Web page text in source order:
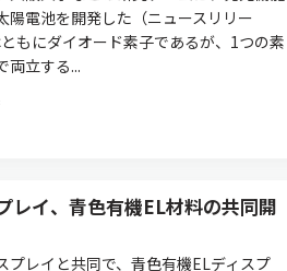
陽電池を開発した（ニュースリリー
もにダイオード素子であるが、1つの素
両立する...
レイ、青色有機EL材料の共同開
プレイと共同で、青色有機ELディスプ